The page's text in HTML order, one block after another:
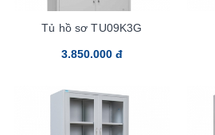
Tủ hồ sơ TU09K3G
3.850.000 đ